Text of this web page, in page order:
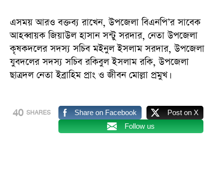
এসময় আরও বক্তব্য রাখেন, উপজেলা বিএনপি’র সাবেক
আহব্বায়ক জিয়াউল হাসান সন্টু সরদার, নেতা উপজেলা
কৃষকদলের সদস্য সচিব মইনুল ইসলাম সরদার, উপজেলা
যুবদলের সদস্য সচিব রকিবুল ইসলাম রকি, উপজেলা
ছাত্রদল নেতা ইব্রাহিম প্রাং ও জীবন মোল্লা প্রমুখ।
40 SHARES Share on Facebook
Post on X
Follow us